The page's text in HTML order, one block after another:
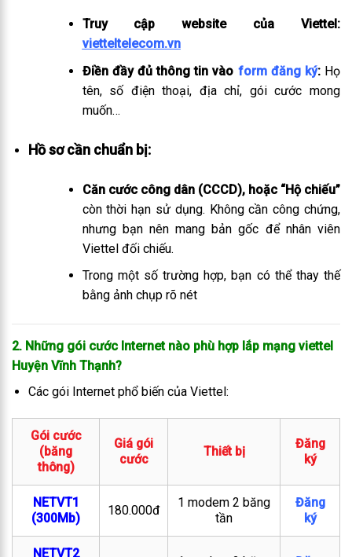
Truy cập website của Viettel:
vietteltelecom.vn
Điền đầy đủ thông tin vào form đăng ký:Họ
tên, số điện thoại, địa chỉ, gói cước mong
muốn…
Hồ sơ cần chuẩn bị:
Căn cước công dân (CCCD), hoặc “Hộ chiếu”
còn thời hạn sử dụng. Không cần công chứng,
nhưng bạn nên mang bản gốc để nhân viên
Viettel đối chiếu.
Trong một số trường hợp, bạn có thể thay thế
bằng ảnh chụp rõ nét
2. Những gói cước Internet nào phù hợp lắp mạng viettel
Huyện Vĩnh Thạnh?
Các gói Internet phổ biến của Viettel:
Gói cước
(băng
thông)
Giá gói
cước
Thiết bị
Đăng
ký
NETVT1
(300Mb)
180.000đ
1 modem 2 băng
tần
Đăng
ký
NETVT2